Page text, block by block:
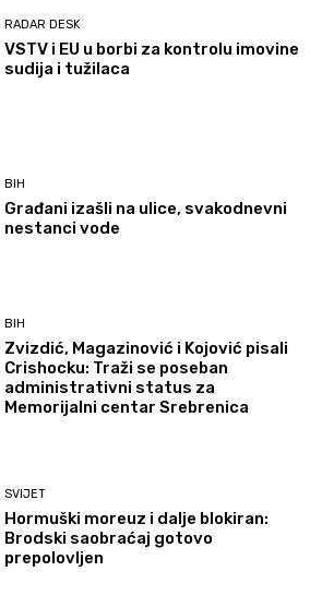
RADAR DESK
VSTV i EU u borbi za kontrolu imovine
sudija i tužilaca
BIH
Građani izašli na ulice, svakodnevni
nestanci vode
BIH
Zvizdić, Magazinović i Kojović pisali
Crishocku: Traži se poseban
administrativni status za
Memorijalni centar Srebrenica
SVIJET
Hormuški moreuz i dalje blokiran:
Brodski saobraćaj gotovo
prepolovljen